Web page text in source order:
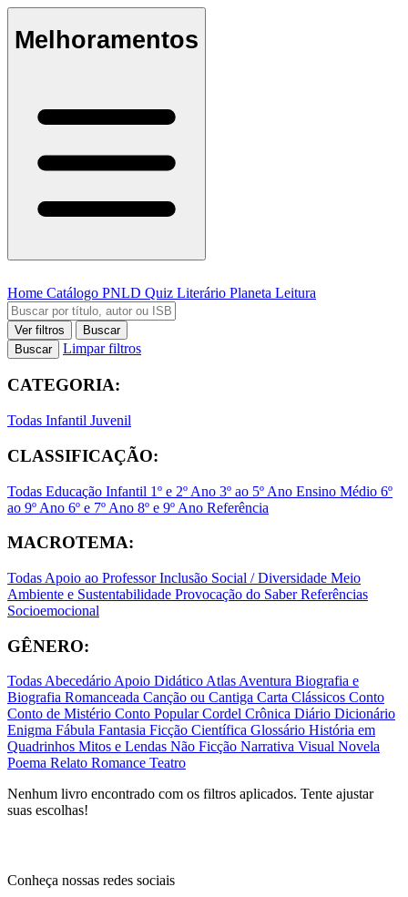
Melhoramentos
Home Catálogo PNLD Quiz Literário Planeta Leitura
Ver filtros
Buscar
Buscar
Limpar filtros
CATEGORIA:
Todas Infantil Juvenil
CLASSIFICAÇÃO:
Todas Educação Infantil 1º e 2º Ano 3º ao 5º Ano Ensino Médio 6º
ao 9º Ano 6º e 7º Ano 8º e 9º Ano Referência
MACROTEMA:
Todas Apoio ao ProfessorInclusão Social / Diversidade Meio
Ambiente e Sustentabilidade Provocação do SaberReferências
Socioemocional
GÊNERO:
TodasAbecedárioApoio DidáticoAtlasAventura Biografia e
Biografia Romanceada Canção ou Cantiga Carta Clássicos Conto
Conto de Mistério Conto PopularCordel Crônica Diário Dicionário
Enigma Fábula Fantasia Ficção Científica Glossário História em
Quadrinhos Mitos e Lendas Não Ficção Narrativa Visual Novela
Poema Relato Romance Teatro
Nenhum livro encontrado com os filtros aplicados. Tente ajustar
suas escolhas!
Conheça nossas redes sociais